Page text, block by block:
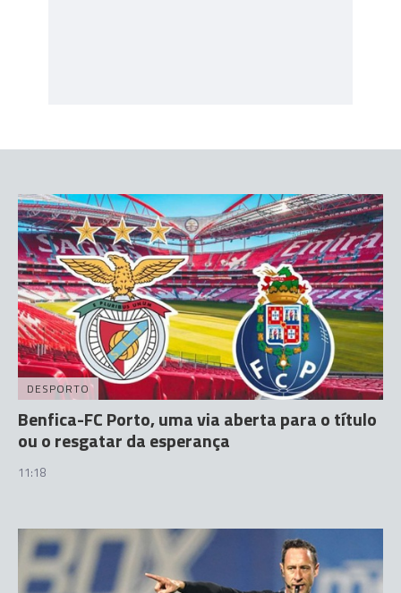
DESPORTO
Benfica-FC Porto, uma via aberta para o título
ou o resgatar da esperança
11:18